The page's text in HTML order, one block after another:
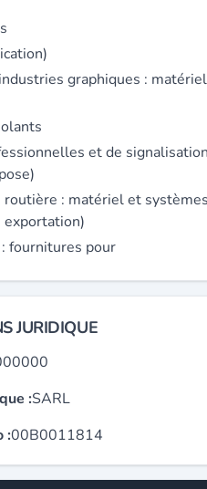
graphiques :
et de signalisation
routière : matériel et systèmes
fournitures pour
JURIDIQUE
:SARL
:00B0011814